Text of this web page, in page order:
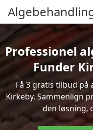
Professionel
Funder
Få 3 gratis tilbud på
Kirkeby. Sammenlign
den løsning,